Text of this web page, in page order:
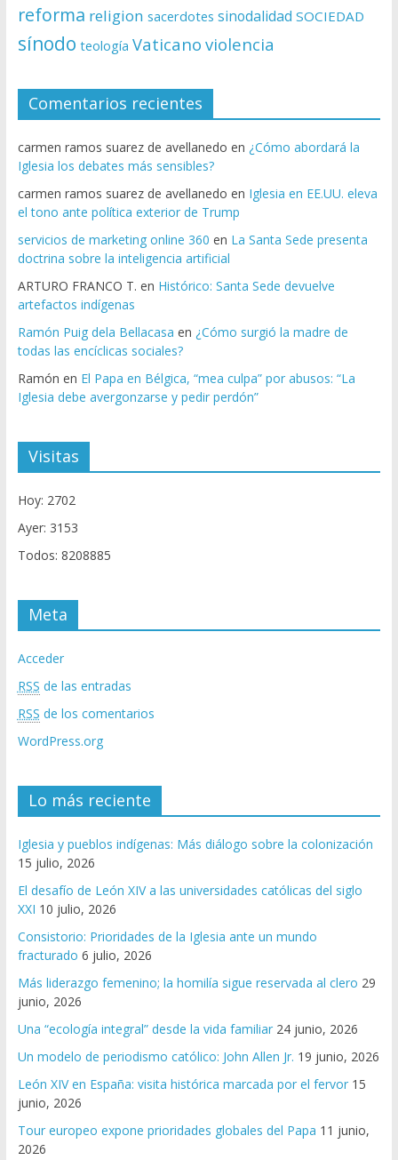
reforma religion sacerdotes sinodalidad SOCIEDAD
sínodo teología Vaticano violencia
Comentarios recientes
carmen ramos suarez de avellanedo en ¿Cómo abordará la
Iglesia los debates más sensibles?
carmen ramos suarez de avellanedo en Iglesia en EE.UU. eleva
el tono ante política exterior de Trump
servicios de marketing online 360 en La Santa Sede presenta
doctrina sobre la inteligencia artificial
ARTURO FRANCO T. en Histórico: Santa Sede devuelve
artefactos indígenas
Ramón Puig dela Bellacasa en ¿Cómo surgió la madre de
todas las encíclicas sociales?
Ramón en El Papa en Bélgica, “mea culpa” por abusos: “La
Iglesia debe avergonzarse y pedir perdón”
Visitas
Hoy: 2702
Ayer: 3153
Todos: 8208885
Meta
Acceder
RSS de las entradas
RSS de los comentarios
WordPress.org
Lo más reciente
Iglesia y pueblos indígenas: Más diálogo sobre la colonización
15 julio, 2026
El desafío de León XIV a las universidades católicas del siglo
XXI 10 julio, 2026
Consistorio: Prioridades de la Iglesia ante un mundo
fracturado 6 julio, 2026
Más liderazgo femenino; la homilía sigue reservada al clero 29
junio, 2026
Una “ecología integral” desde la vida familiar 24 junio, 2026
Un modelo de periodismo católico: John Allen Jr. 19 junio, 2026
León XIV en España: visita histórica marcada por el fervor 15
junio, 2026
Tour europeo expone prioridades globales del Papa 11 junio,
2026